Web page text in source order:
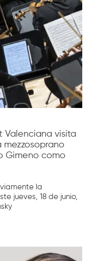
Valenciana visita
Gimeno como
la
jueves, 18 de junio,